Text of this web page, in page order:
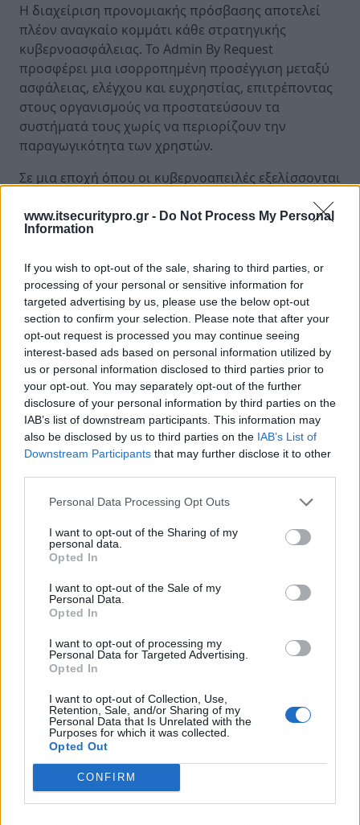
www.itsecuritypro.gr - Do Not Process My Personal
Information
If you wish to opt-out of the sale, sharing to third parties, or
processing of your personal or sensitive information for
targeted advertising by us, please use the below opt-out
section to confirm your selection. Please note that after your
opt-out request is processed you may continue seeing
interest-based ads based on personal information utilized by
us or personal information disclosed to third parties prior to
your opt-out. You may separately opt-out of the further
disclosure of your personal information by third parties on the
IAB’s list of downstream participants. This information may
also be disclosed by us to third parties on the IAB’s List of
Downstream Participants that may further disclose it to other
Personal Data Processing Opt Outs
I want to opt-out of the Sharing of my
personal data.
Opted In
I want to opt-out of the Sale of my
Personal Data.
Opted In
I want to opt-out of processing my
Personal Data for Targeted Advertising.
Opted In
I want to opt-out of Collection, Use,
Retention, Sale, and/or Sharing of my
Personal Data that Is Unrelated with the
Purposes for which it was collected.
Opted Out
CONFIRM
Η διαχείριση προνομιακής πρόσβασης αποτελεί
πλέον αναγκαίο κομμάτι κάθε στρατηγικής
κυβερνοασφάλειας. Το Admin By Request
προσφέρει μια ισορροπημένη προσέγγιση μεταξύ
ασφάλειας, ελέγχου και ευχρηστίας, επιτρέποντας
στους οργανισμούς να προστατεύσουν τα
συστήματά τους χωρίς να περιορίζουν την
παραγωγικότητα των χρηστών.
Σε μια εποχή όπου οι κυβερνοαπειλές εξελίσσονται
απλώς τεχνολογική επιλογή, αλλά ουσιαστική
επένδυση στην ασφάλεια και την ανθεκτικότητα
Λίγα λόγια για την Orthology
Η Orthology αποτελεί μία από τις κορυφαίες
ελληνικές εταιρείες παροχής Business Software &
IT Services, με εξειδίκευση σε λύσεις IT
management, cybersecurity και digital
transformation.
Μέσα από τη συνεργασία της με την Admin By
Request, η Orthology προσφέρει στους πελάτες της
μια σύγχρονη και αποτελεσματική λύση
διαχείρισης προνομιακής πρόσβασης, ενισχύοντας
υποστηρίζοντας την υλοποίηση Zero Trust
στρατηγικών.
ΣΧΕΤΙΚΑ ΑΡΘΡΑ
AnyDesk: Η Σύγχρονη Λύση
Απομακρυσμένης Πρόσβασης
για Επιχειρήσεις και Ιδιώτες